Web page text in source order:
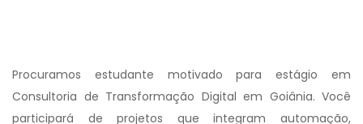
Procuramos estudante motivado para estágio em
Consultoria de Transformação Digital em Goiânia. Você
participará de projetos que integram automação,